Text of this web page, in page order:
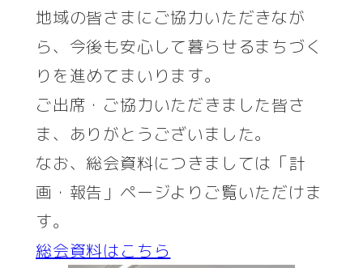
地域の皆さまにご協力いただきなが
ら、今後も安心して暮らせるまちづく
りを進めてまいります。
ご出席・ご協力いただきました皆さ
ま、ありがとうございました。
なお、総会資料につきましては「計
画・報告」ページよりご覧いただけま
す。
総会資料はこちら